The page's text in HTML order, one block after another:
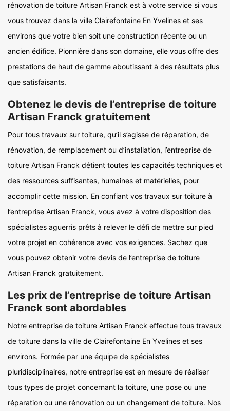
rénovation de toiture Artisan Franck est à votre service si vous
vous trouvez dans la ville Clairefontaine En Yvelines et ses
environs que votre bien soit une construction récente ou un
ancien édifice. Pionnière dans son domaine, elle vous offre des
prestations de haut de gamme aboutissant à des résultats plus
que satisfaisants.
Obtenez le devis de l’entreprise de toiture
Artisan Franck gratuitement
Pour tous travaux sur toiture, qu’il s’agisse de réparation, de
rénovation, de remplacement ou d’installation, l’entreprise de
toiture Artisan Franck détient toutes les capacités techniques et
des ressources suffisantes, humaines et matérielles, pour
accomplir cette mission. En confiant vos travaux sur toiture à
l’entreprise Artisan Franck, vous avez à votre disposition des
spécialistes aguerris prêts à relever le défi de mettre sur pied
votre projet en cohérence avec vos exigences. Sachez que
vous pouvez obtenir votre devis de l’entreprise de toiture
Artisan Franck gratuitement.
Les prix de l’entreprise de toiture Artisan
Franck sont abordables
Notre entreprise de toiture Artisan Franck effectue tous travaux
de toiture dans la ville de Clairefontaine En Yvelines et ses
environs. Formée par une équipe de spécialistes
pluridisciplinaires, notre entreprise est en mesure de réaliser
tous types de projet concernant la toiture, une pose ou une
réparation ou une rénovation ou un changement de toiture. Nos